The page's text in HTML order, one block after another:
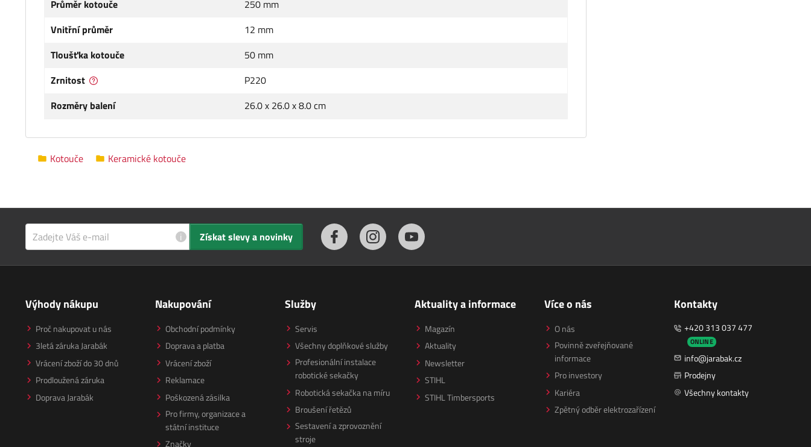
Průměr kotouče
250 mm
Vnitřní průměr
12 mm
Tloušťka kotouče
50 mm
Zrnitost
P220
Rozměry balení
26.0 x 26.0 x 8.0 cm
Kotouče Keramické kotouče
i Získat slevy a novinky
Výhody nákupu
Proč nakupovat u nás
3letá záruka Jarabák
Vrácení zboží do 30 dnů
Prodloužená záruka
Doprava Jarabák
Nakupování
Obchodní podmínky
Doprava a platba
Vrácení zboží
Reklamace
Poškozená zásilka
Pro firmy, organizace a
státní instituce
Značky
Služby
Servis
Všechny doplňkové služby
Profesionální instalace
robotické sekačky
Robotická sekačka na míru
Broušení řetězů
Sestavení a zprovoznění
stroje
Aktuality a informace
Magazín
Aktuality
Newsletter
STIHL
STIHL Timbersports
Více o nás
O nás
Povinně zveřejňované
informace
Pro investory
Kariéra
Zpětný odběr elektrozařízení
Kontakty
+420 313 037 477
ONLINE
info@jarabak.cz
Prodejny
Všechny kontakty